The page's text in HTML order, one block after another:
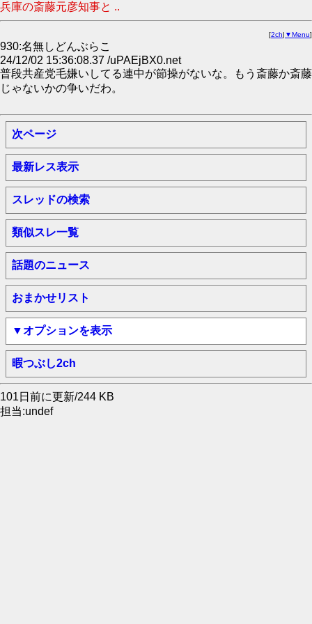
兵庫の斎藤元彦知事と ..
[2ch| ▼Menu]
930:名無しどんぶらこ
24/12/02 15:36:08.37 /uPAEjBX0.net
普段共産党毛嫌いしてる連中が節操がないな。もう斎藤か斎藤
じゃないかの争いだわ。
次ページ
最新レス表示
スレッドの検索
類似スレ一覧
話題のニュース
おまかせリスト
▼オプションを表示
暇つぶし2ch
101日前に更新/244 KB
担当:undef